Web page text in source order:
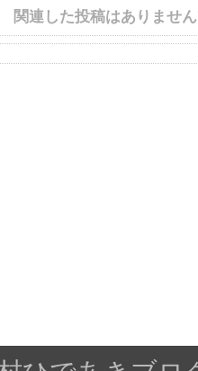
関連した投稿はありませ